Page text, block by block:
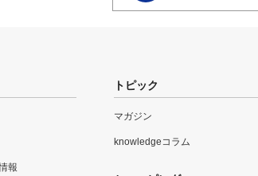
報
トピック
マガジン
knowledgeコラム